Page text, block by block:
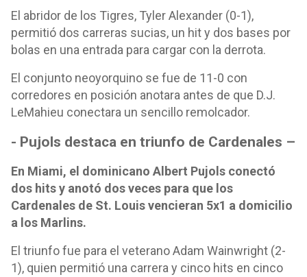
El abridor de los Tigres, Tyler Alexander (0-1),
permitió dos carreras sucias, un hit y dos bases por
bolas en una entrada para cargar con la derrota.
El conjunto neoyorquino se fue de 11-0 con
corredores en posición anotara antes de que D.J.
LeMahieu conectara un sencillo remolcador.
- Pujols destaca en triunfo de Cardenales –
En Miami, el dominicano Albert Pujols conectó
dos hits y anotó dos veces para que los
Cardenales de St. Louis vencieran 5x1 a domicilio
a los Marlins.
El triunfo fue para el veterano Adam Wainwright (2-
1), quien permitió una carrera y cinco hits en cinco